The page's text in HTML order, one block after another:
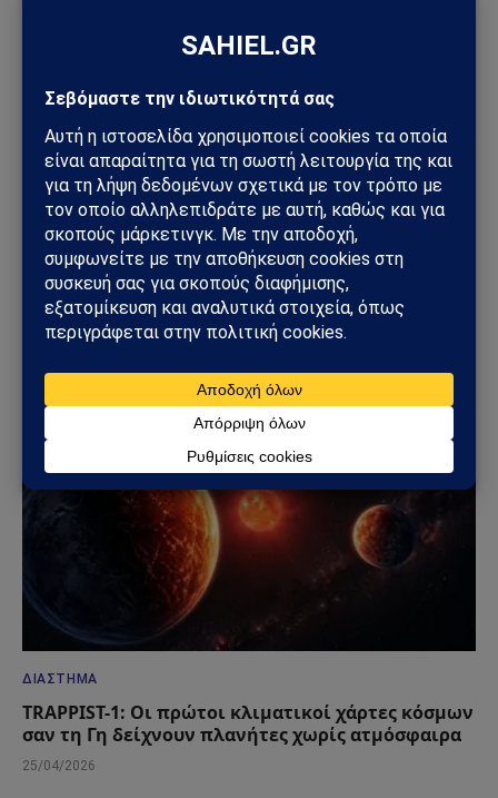
Συναγερμός στον Διεθνή Διαστημικό Σταθμό:
Διαρροή αέρα οδήγησε αστροναύτες σε
προετοιμασία εκκένωσης
ΔΙΆΣΤΗΜΑ
TRAPPIST-1: Οι πρώτοι κλιματικοί χάρτες κόσμων
σαν τη Γη δείχνουν πλανήτες χωρίς ατμόσφαιρα
25/04/2026